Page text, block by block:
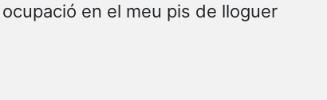
en el meu pis de lloguer